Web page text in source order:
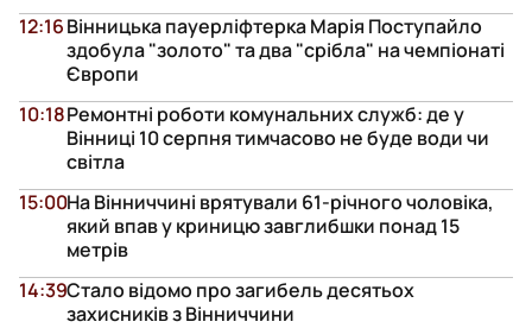
Вінницька пауерліфтерка Марія Поступайло
здобула "золото" та два "срібла" на чемпіонаті
Європи
12:16
Ремонтні роботи комунальних служб: де у
Вінниці 10 серпня тимчасово не буде води чи
світла
10:18
На Вінниччині врятували 61-річного чоловіка,
який впав у криницю завглибшки понад 15
метрів
15:00
Стало відомо про загибель десятьох
захисників з Вінниччини
14:39